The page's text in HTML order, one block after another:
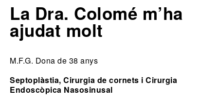
La Dra. Colomé m’ha
ajudat molt
M.F.G. Dona de 38 anys
Septoplàstia, Cirurgia de cornets i Cirurgia
Endoscòpica Nasosinusal